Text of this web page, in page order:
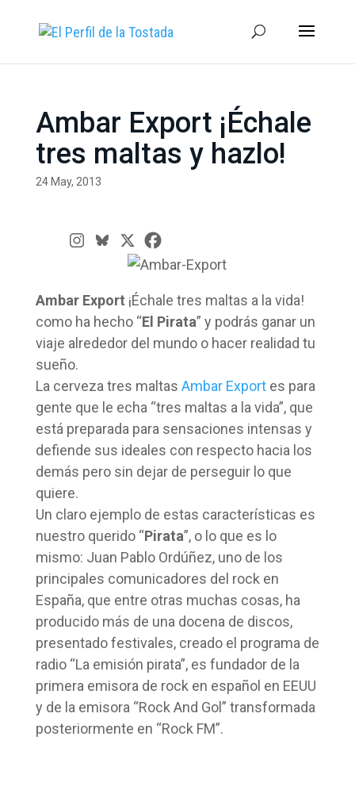
Ambar Export ¡Échale
tres maltas y hazlo!
24 May, 2013
Ambar Export ¡Échale tres maltas a la vida!
como ha hecho “El Pirata” y podrás ganar un
viaje alrededor del mundo o hacer realidad tu
sueño.
La cerveza tres maltas Ambar Exportes para
gente que le echa “tres maltas a la vida”, que
está preparada para sensaciones intensas y
defiende sus ideales con respecto hacia los
demás pero sin dejar de perseguir lo que
quiere.
Un claro ejemplo de estas características es
nuestro querido “Pirata”, o lo que es lo
mismo: Juan Pablo Ordúñez, uno de los
principales comunicadores del rock en
España, que entre otras muchas cosas, ha
producido más de una docena de discos,
presentado festivales, creado el programa de
radio “La emisión pirata”, es fundador de la
primera emisora de rock en español en EEUU
y de la emisora “Rock And Gol” transformada
posteriormente en “Rock FM”.